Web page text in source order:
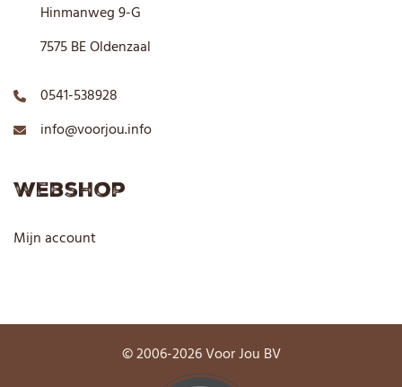
Hinmanweg 9-G
7575 BE Oldenzaal
0541-538928
info@voorjou.info
Webshop
Mijn account
© 2006-2026 Voor Jou BV